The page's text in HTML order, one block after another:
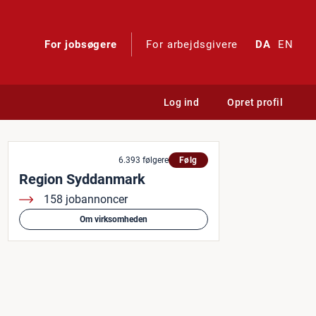
For jobsøgere For arbejdsgivere DA EN
Log ind Opret profil
Odense6.393 følgere Følg
Region Syddanmark
158 jobannoncer
Om virksomheden